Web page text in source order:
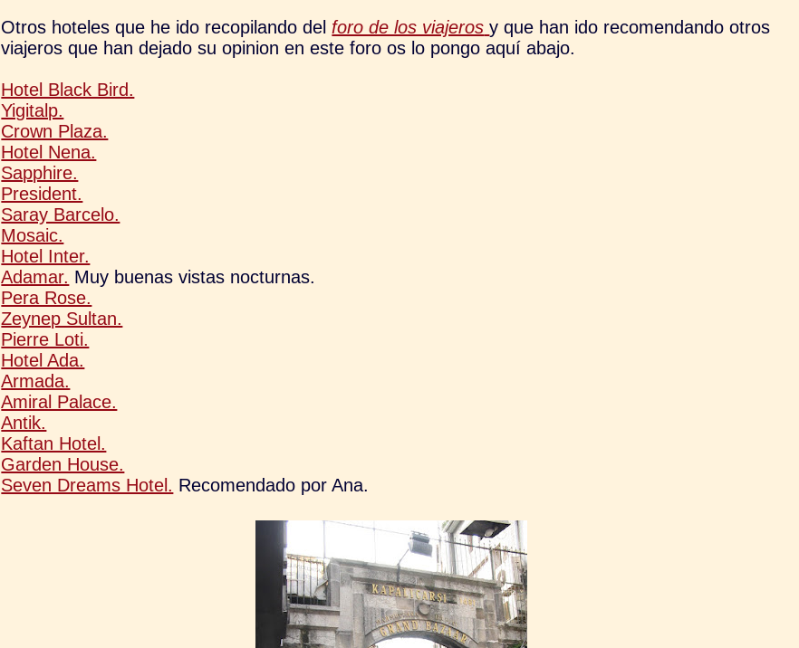
Otros hoteles que he ido recopilando del foro de los viajeros y que han ido recomendando otros
viajeros que han dejado su opinion en este foro os lo pongo aquí abajo.
Hotel Black Bird.
Yigitalp.
Crown Plaza.
Hotel Nena.
Sapphire.
President.
Saray Barcelo.
Mosaic.
Hotel Inter.
Adamar. Muy buenas vistas nocturnas.
Pera Rose.
Zeynep Sultan.
Pierre Loti.
Hotel Ada.
Armada.
Amiral Palace.
Antik.
Kaftan Hotel.
Garden House.
Seven Dreams Hotel. Recomendado por Ana.